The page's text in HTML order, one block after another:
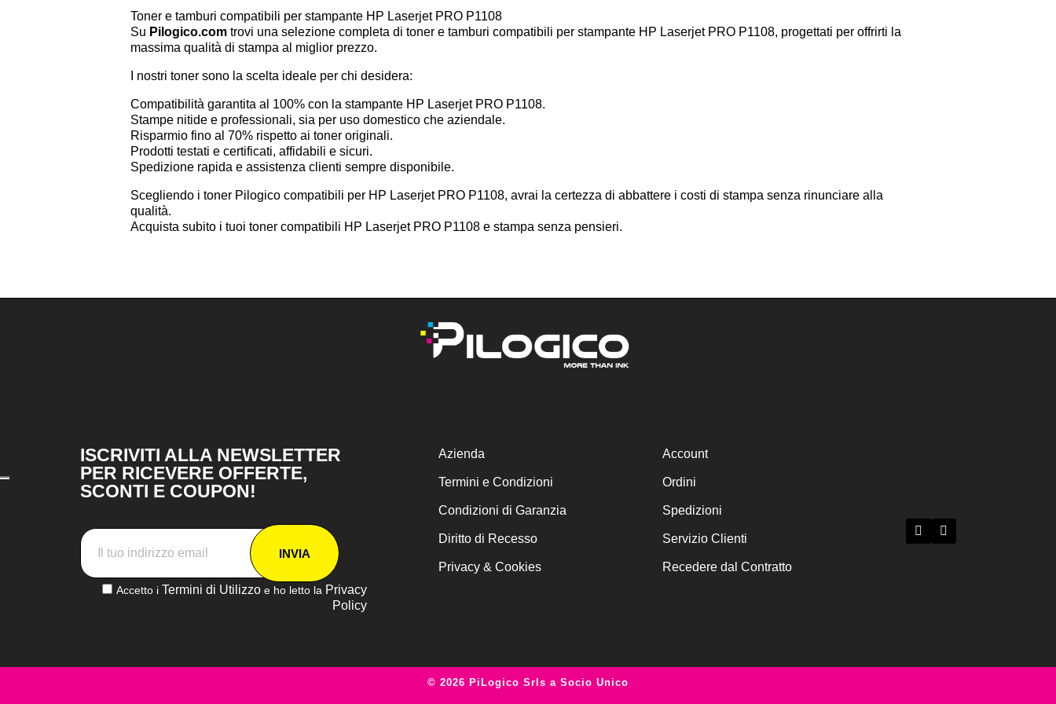
Toner e tamburi compatibili per stampante HP Laserjet PRO P1108
Su Pilogico.com trovi una selezione completa di toner e tamburi compatibili per stampante HP Laserjet PRO P1108, progettati per offrirti la
massima qualità di stampa al miglior prezzo.
I nostri toner sono la scelta ideale per chi desidera:
Compatibilità garantita al 100% con la stampante HP Laserjet PRO P1108.
Stampe nitide e professionali, sia per uso domestico che aziendale.
Risparmio fino al 70% rispetto ai toner originali.
Prodotti testati e certificati, affidabili e sicuri.
Spedizione rapida e assistenza clienti sempre disponibile.
Scegliendo i toner Pilogico compatibili per HP Laserjet PRO P1108, avrai la certezza di abbattere i costi di stampa senza rinunciare alla
qualità.
Acquista subito i tuoi toner compatibili HP Laserjet PRO P1108 e stampa senza pensieri.
ISCRIVITI ALLA NEWSLETTER
PER RICEVERE OFFERTE,
SCONTI E COUPON!
INVIA
Accetto i Termini di Utilizzoe ho letto la Privacy
Policy
Azienda
Termini e Condizioni
Condizioni di Garanzia
Diritto di Recesso
Privacy & Cookies
Account
Ordini
Spedizioni
Servizio Clienti
Recedere dal Contratto
© 2026 PiLogico Srls a Socio Unico